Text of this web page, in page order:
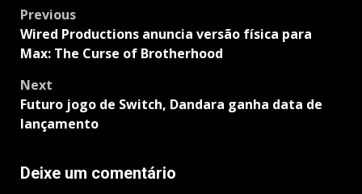
Post
navigation
Previous
Wired Productions anuncia versão física para
Max: The Curse of Brotherhood
Next
Futuro jogo de Switch, Dandara ganha data de
lançamento
Deixe um comentário